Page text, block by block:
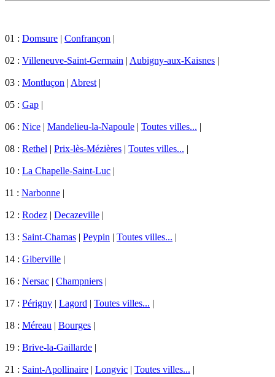
01 : Domsure | Confrançon |
02 : Villeneuve-Saint-Germain | Aubigny-aux-Kaisnes |
03 : Montluçon | Abrest |
05 : Gap |
06 : Nice | Mandelieu-la-Napoule | Toutes villes... |
08 : Rethel | Prix-lès-Mézières | Toutes villes... |
10 : La Chapelle-Saint-Luc |
11 : Narbonne |
12 : Rodez | Decazeville |
13 : Saint-Chamas | Peypin | Toutes villes... |
14 : Giberville |
16 : Nersac | Champniers |
17 : Périgny | Lagord | Toutes villes... |
18 : Méreau | Bourges |
19 : Brive-la-Gaillarde |
21 : Saint-Apollinaire | Longvic | Toutes villes... |